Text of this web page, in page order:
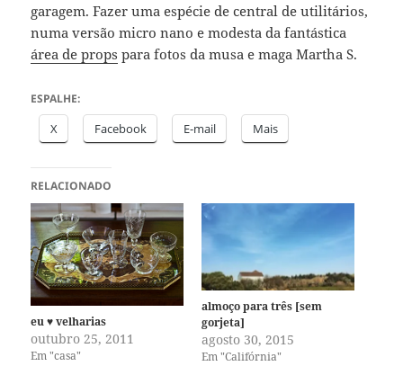
garagem. Fazer uma espécie de central de utilitários,
numa versão micro nano e modesta da fantástica
área de props para fotos da musa e maga Martha S.
ESPALHE:
X Facebook E-mail Mais
RELACIONADO
eu ♥ velharias
outubro 25, 2011
Em "casa"
almoço para três [sem
gorjeta]
agosto 30, 2015
Em "Califórnia"